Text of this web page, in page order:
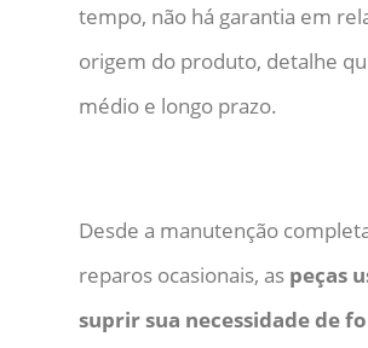
tempo, não há garantia em
origem do produto, detalhe
médio e longo prazo.
Desde a manutenção
reparos ocasionais, as peças
suprir sua necessidade de